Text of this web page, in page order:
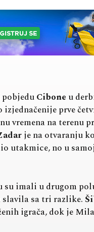
Cibone u
prve
vremena na terenu
je na otvaranju
utakmice, no u
imali u drugom
slavila sa tri razlike.
igrača, dok je